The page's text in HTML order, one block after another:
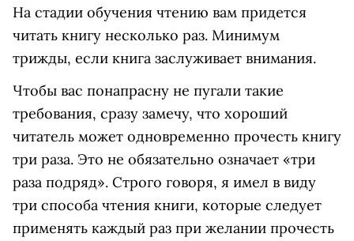
На стадии обучения чтению вам придется
читать книгу несколько раз. Минимум
трижды, если книга заслуживает внимания.
Чтобы вас понапрасну не пугали такие
требования, сразу замечу, что хороший
читатель может одновременно прочесть книгу
три раза. Это не обязательно означает «три
раза подряд». Строго говоря, я имел в виду
три способа чтения книги, которые следует
применять каждый раз при желании прочесть